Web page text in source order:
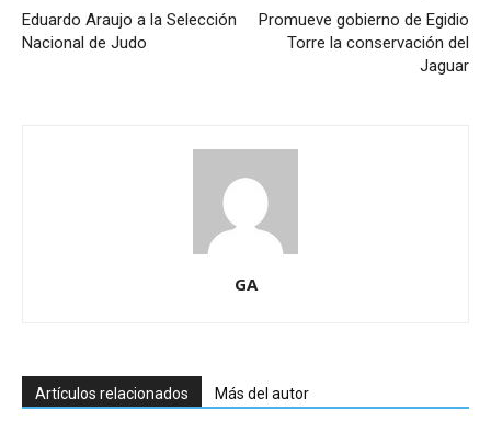
Eduardo Araujo a la Selección
Nacional de Judo
Promueve gobierno de Egidio
Torre la conservación del
Jaguar
GA
Artículos relacionados Más del autor